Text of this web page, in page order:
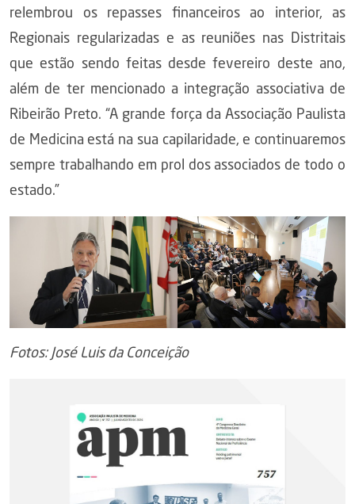
relembrou os repasses financeiros ao interior, as
Regionais regularizadas e as reuniões nas Distritais
que estão sendo feitas desde fevereiro deste ano,
além de ter mencionado a integração associativa de
Ribeirão Preto. “A grande força da Associação Paulista
de Medicina está na sua capilaridade, e continuaremos
sempre trabalhando em prol dos associados de todo o
estado.”
Fotos: José Luis da Conceição